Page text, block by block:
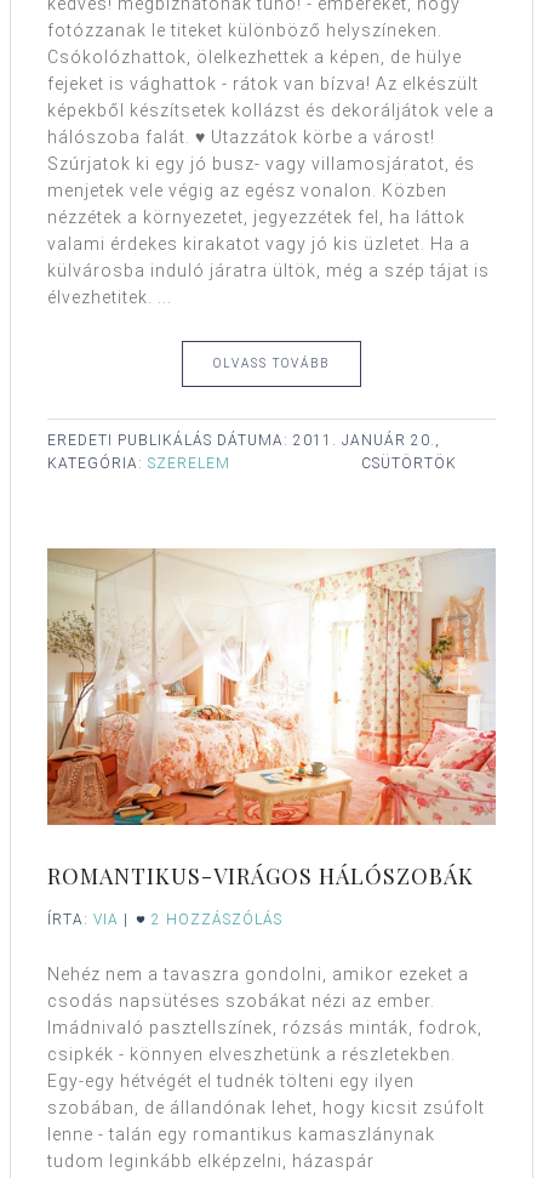
fotózzanak le titeket különböző helyszíneken.
Csókolózhattok, ölelkezhettek a képen, de hülye
fejeket is vághattok - rátok van bízva! Az elkészült
képekből készítsetek kollázst és dekoráljátok vele a
hálószoba falát. ♥ Utazzátok körbe a várost!
Szúrjatok ki egy jó busz- vagy villamosjáratot, és
menjetek vele végig az egész vonalon. Közben
nézzétek a környezetet, jegyezzétek fel, ha láttok
valami érdekes kirakatot vagy jó kis üzletet. Ha a
külvárosba induló járatra ültök, még a szép tájat is
élvezhetitek. ...
OLVASS TOVÁBB
EREDETI PUBLIKÁLÁS DÁTUMA: 2011. JANUÁR 20.,
CSÜTÖRTÖK
KATEGÓRIA: SZERELEM
ROMANTIKUS-VIRÁGOS HÁLÓSZOBÁK
ÍRTA: VIA | 2 HOZZÁSZÓLÁS
Nehéz nem a tavaszra gondolni, amikor ezeket a
csodás napsütéses szobákat nézi az ember.
Imádnivaló pasztellszínek, rózsás minták, fodrok,
csipkék - könnyen elveszhetünk a részletekben.
Egy-egy hétvégét el tudnék tölteni egy ilyen
szobában, de állandónak lehet, hogy kicsit zsúfolt
lenne - talán egy romantikus kamaszlánynak
tudom leginkább elképzelni, házaspár